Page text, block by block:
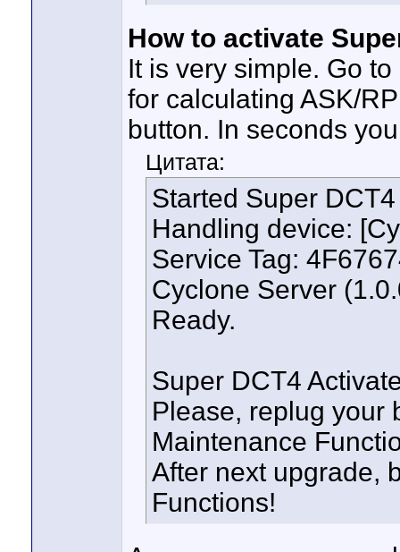
How to activate
It is very simple. Go
for calculating ASK/
button. In seconds
Цитата:
Started Super
Handling device:
Service Tag:
Cyclone Server
Ready.
Super DCT4
Please, replug your
Maintenance
After next upgrade,
Functions!